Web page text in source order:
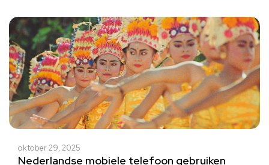
oktober 29, 2025
Nederlandse mobiele telefoon gebruiken